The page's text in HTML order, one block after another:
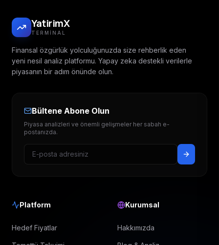
YatirimX
TERMINAL
Finansal özgürlük yolculuğunuzda size rehberlik eden
yeni nesil analiz platformu. Yapay zeka destekli verilerle
piyasanın bir adım önünde olun.
Bültene Abone Olun
Piyasa analizleri ve önemli gelişmeler her sabah e-
postanızda.
Platform
Hedef Fiyatlar
Kurumsal
Hakkımızda